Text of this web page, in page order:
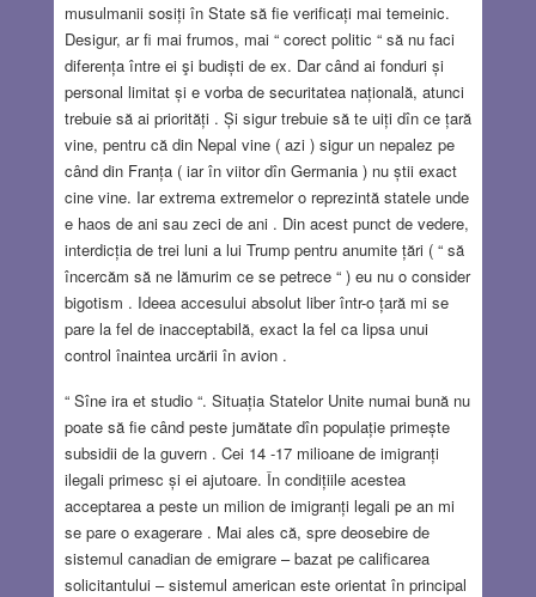
musulmanii sosiți în State să fie verificați mai temeinic.
Desigur, ar fi mai frumos, mai “ corect politic “ să nu faci
diferența între ei şi budiști de ex. Dar când ai fonduri și
personal limitat și e vorba de securitatea națională, atunci
trebuie să ai priorități . Și sigur trebuie să te uiți dîn ce țară
vine, pentru că din Nepal vine ( azi ) sigur un nepalez pe
când din Franța ( iar în viitor dîn Germania ) nu știi exact
cine vine. Iar extrema extremelor o reprezintă statele unde
e haos de ani sau zeci de ani . Din acest punct de vedere,
interdicția de trei luni a lui Trump pentru anumite țări ( “ să
încercăm să ne lămurim ce se petrece “ ) eu nu o consider
bigotism . Ideea accesului absolut liber într-o țară mi se
pare la fel de inacceptabilă, exact la fel ca lipsa unui
control înaintea urcării în avion .
“ Sîne ira et studio “. Situația Statelor Unite numai bună nu
poate să fie când peste jumătate dîn populație primește
subsidii de la guvern . Cei 14 -17 milioane de imigranți
ilegali primesc și ei ajutoare. În condițiile acestea
acceptarea a peste un milion de imigranți legali pe an mi
se pare o exagerare . Mai ales că, spre deosebire de
sistemul canadian de emigrare – bazat pe calificarea
solicitantului – sistemul american este orientat în principal